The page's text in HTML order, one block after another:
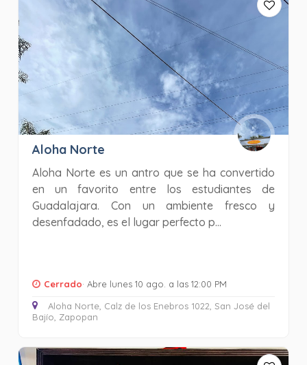
Aloha Norte
Aloha Norte es un antro que se ha convertido
en un favorito entre los estudiantes de
Guadalajara. Con un ambiente fresco y
desenfadado, es el lugar perfecto p...
Cerrado· Abre lunes 10 ago. a las 12:00 PM
Aloha Norte, Calz de los Enebros 1022, San José del
Bajío, Zapopan